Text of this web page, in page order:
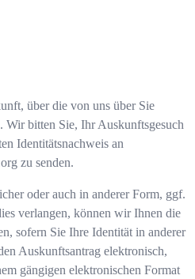
über die von uns über Sie
Wir bitten Sie, Ihr Auskunftsgesuch
Identitätsnachweis an
zu senden.
oder auch in anderer Form, ggf.
verlangen, können wir Ihnen die
sofern Sie Ihre Identität in anderer
Auskunftsantrag elektronisch,
gängigen elektronischen Format